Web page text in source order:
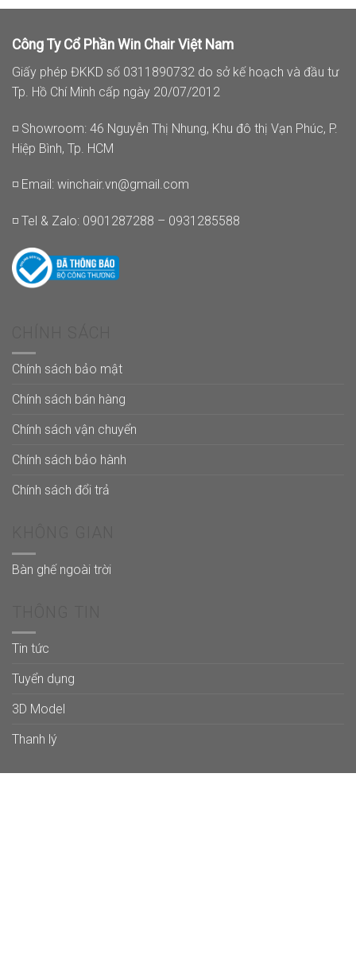
Công Ty Cổ Phần Win Chair Việt Nam
Giấy phép ĐKKD số 0311890732 do sở kế hoạch và đầu tư
Tp. Hồ Chí Minh cấp ngày 20/07/2012
◽ Showroom: 46 Nguyễn Thị Nhung, Khu đô thị Vạn Phúc, P.
Hiệp Bình, Tp. HCM
◽ Email: winchair.vn@gmail.com
◽ Tel & Zalo: 0901287288 – 0931285588
Chính sách bảo mật
Chính sách bán hàng
Chính sách vận chuyển
Chính sách bảo hành
Chính sách đổi trả
Bàn ghế ngoài trời
Tin tức
Tuyển dụng
3D Model
Thanh lý